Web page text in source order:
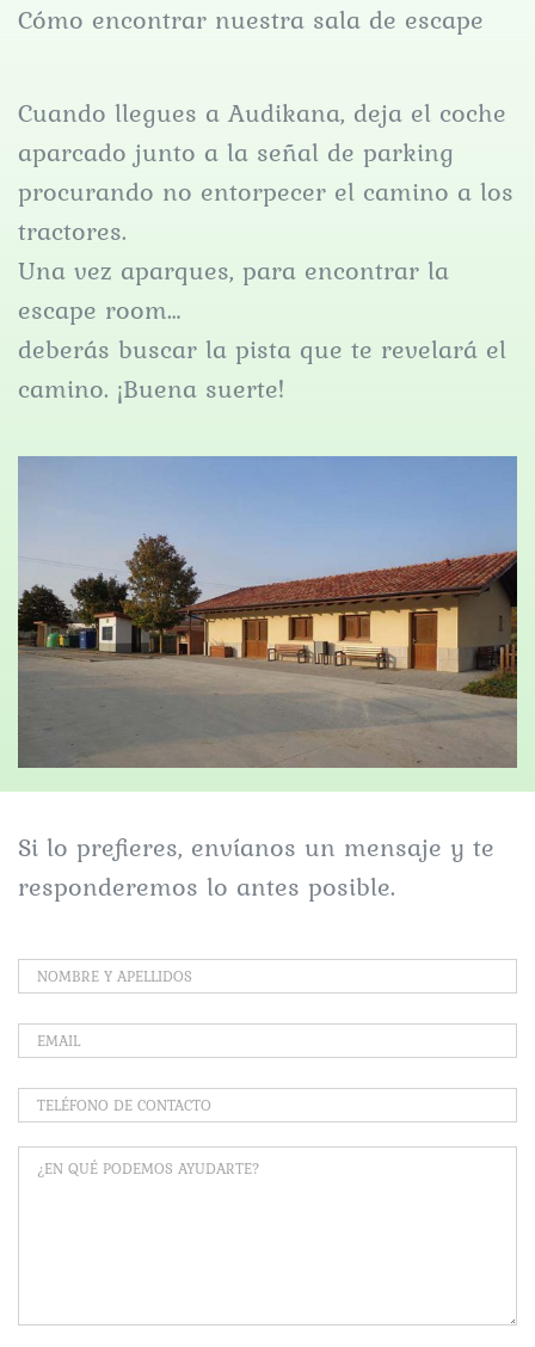
Cómo encontrar nuestra sala de escape
Cuando llegues a​ ​​Audikana​,​​ deja el coche
aparcado junto a la señal de parking
procurando no entorpecer el camino a los
tractores.
Una vez aparques, para encontrar la ​
escape room…
deberás buscar la pista que te revelará el
camino. ¡Buena suerte!
Si lo prefieres, envíanos un mensaje y te
responderemos lo antes posible.